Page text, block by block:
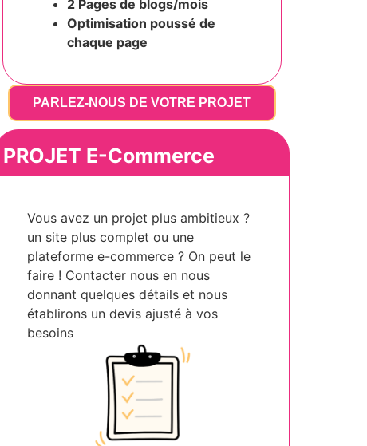
2 Pages de blogs/mois
Optimisation poussé de
chaque page
PARLEZ-NOUS DE VOTRE PROJET
PROJET E-Commerce
Vous avez un projet plus ambitieux ?
un site plus complet ou une
plateforme e-commerce ? On peut le
faire ! Contacter nous en nous
donnant quelques détails et nous
établirons un devis ajusté à vos
besoins